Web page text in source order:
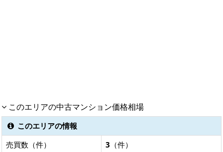
このエリアの中古マンション価格相場
このエリアの情報
売買数（件）
3 （件）